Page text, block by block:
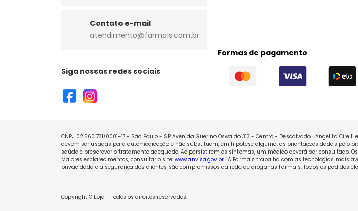
Contato e-mail
atendimento@farmais.com.br
Siga nossas redes sociais
Formas de pagamento
CNPJ 02.560.731/0001-17 - São Paulo - SP Avenida Guerino Oswaldo 313 - Centro - Descalvado | Angelita
devem ser usadas para automedicação e não substituem, em hipótese alguma, as orientações dadas pelo
saúde e prescrever o tratamento adequado. Ao persistirem os sintomas, um médico deverá ser consultado.
Maiores esclarecimentos, consultar o site: www.anvisa.gov.br . A Farmais trabalha com as tecnologias mais
privacidade e a segurança dos clientes são compromissos da rede de drogarias Farmais. Todos os pedidos
Copyright © Loja - Todos os direitos reservados.